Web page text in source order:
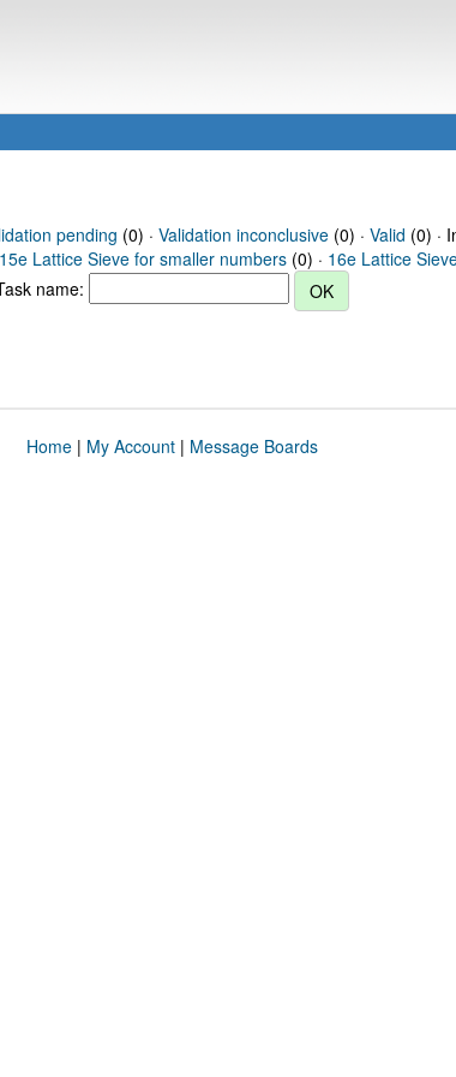
pending (0) · Validation inconclusive(0) · Valid (0) ·
15e Lattice Sieve for smaller numbers (0) · 16e Lattice
name:
Home| My Account| Message Boards